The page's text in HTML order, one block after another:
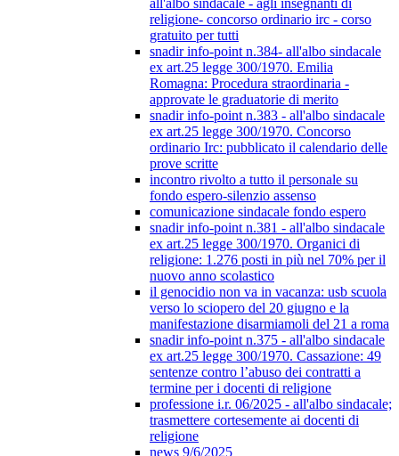
all'albo sindacale - agli insegnanti di
religione- concorso ordinario irc - corso
gratuito per tutti
snadir info-point n.384- all'albo sindacale
ex art.25 legge 300/1970. Emilia
Romagna: Procedura straordinaria -
approvate le graduatorie di merito
snadir info-point n.383 - all'albo sindacale
ex art.25 legge 300/1970. Concorso
ordinario Irc: pubblicato il calendario delle
prove scritte
incontro rivolto a tutto il personale su
fondo espero-silenzio assenso
comunicazione sindacale fondo espero
snadir info-point n.381 - all'albo sindacale
ex art.25 legge 300/1970. Organici di
religione: 1.276 posti in più nel 70% per il
nuovo anno scolastico
il genocidio non va in vacanza: usb scuola
verso lo sciopero del 20 giugno e la
manifestazione disarmiamoli del 21 a roma
snadir info-point n.375 - all'albo sindacale
ex art.25 legge 300/1970. Cassazione: 49
sentenze contro l’abuso dei contratti a
termine per i docenti di religione
professione i.r. 06/2025 - all'albo sindacale;
trasmettere cortesemente ai docenti di
religione
news 9/6/2025